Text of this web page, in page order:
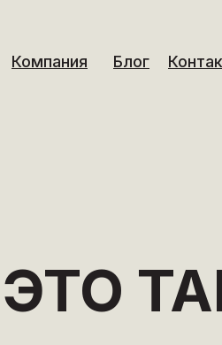
Компания Блог